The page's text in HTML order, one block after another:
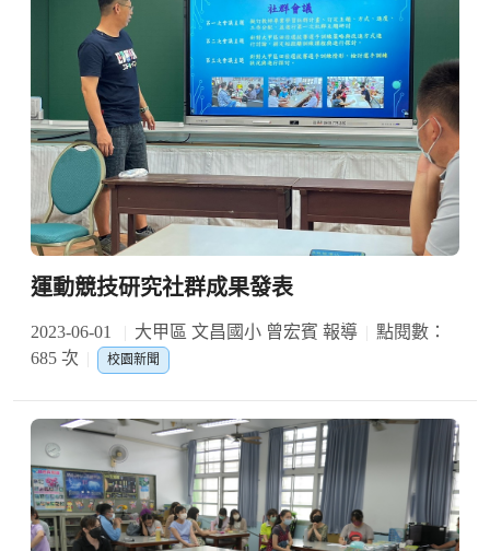
運動競技研究社群成果發表
2023-06-01 大甲區 文昌國小 曾宏賓 報導
點閱數：
685 次
校園新聞